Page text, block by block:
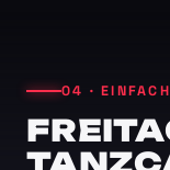
04 ·